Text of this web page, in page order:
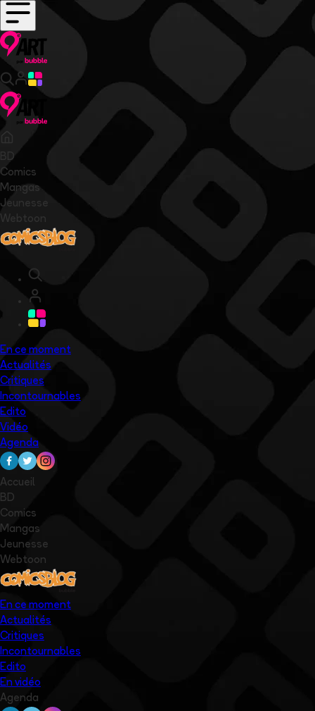
BD
Comics
Mangas
Jeunesse
Webtoon
En ce moment
Actualités
Critiques
Incontournables
Edito
Vidéo
Agenda
Accueil
BD
Comics
Mangas
Jeunesse
Webtoon
En ce moment
Actualités
Critiques
Incontournables
Edito
En vidéo
Agenda